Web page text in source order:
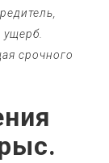
срочного